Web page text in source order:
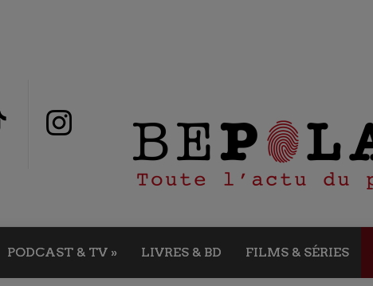
PODCAST & TV » LIVRES & BD FILMS & SÉRIES